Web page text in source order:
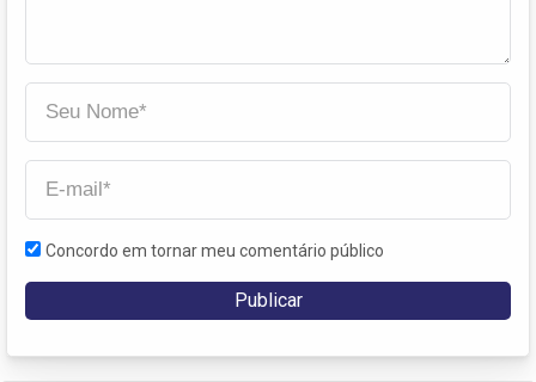
Concordo em tornar meu comentário público